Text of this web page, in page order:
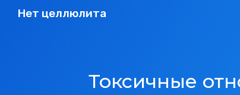
Нет целлюлита
Токсичные